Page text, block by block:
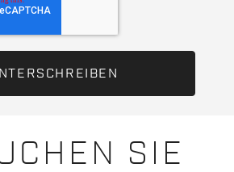
SIE